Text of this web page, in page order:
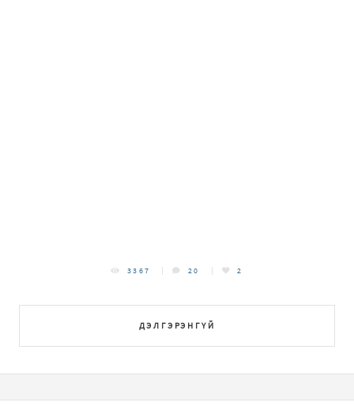
ДЭЛГЭРЭНГҮЙ
3367 20 2